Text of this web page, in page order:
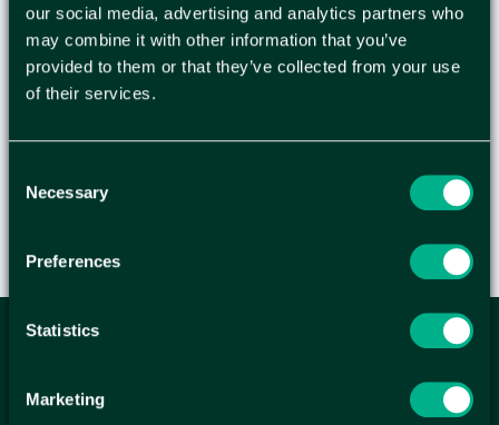
our social media, advertising and analytics partners who
may combine it with other information that you’ve
provided to them or that they’ve collected from your use
of their services.
Selection
Necessary
Preferences
Statistics
Marketing
sammanhang. Vid utrustning som medför en
särskild risk ska man alltid skylta för en tryggare
miljö. Varningsskylt i A4 format med texten
Rökning och öppen eld förbjuden samt bild. -
ANMÄL DIG HÄR TILL WELLAGRETS
NYHETSBREV